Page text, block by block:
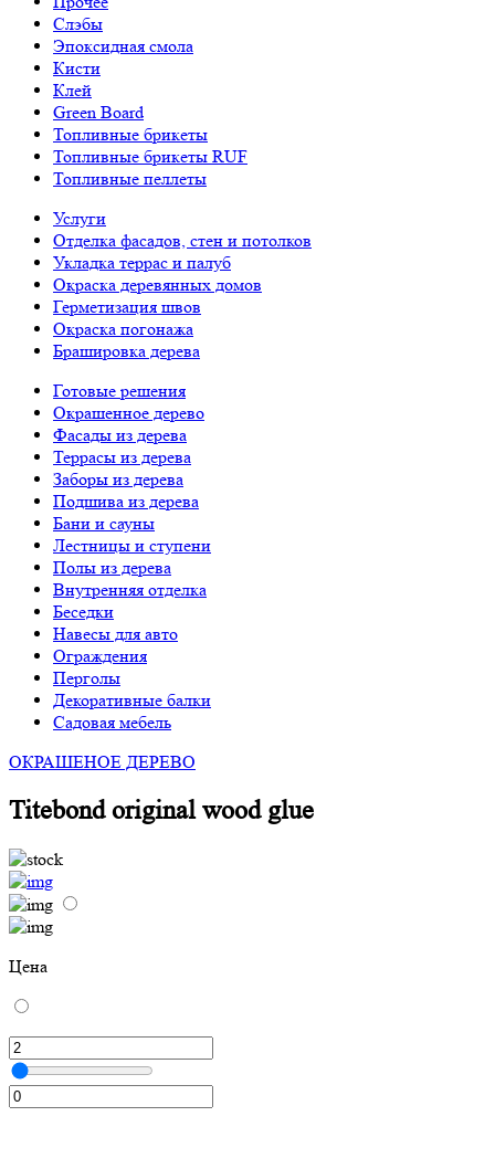
Слэбы
Эпоксидная смола
Кисти
Клей
Green Board
Топливные брикеты
Топливные брикеты RUF
Топливные пеллеты
Услуги
Отделка фасадов, стен и потолков
Укладка террас и палуб
Окраска деревянных домов
Герметизация швов
Окраска погонажа
Брашировка дерева
Готовые решения
Окрашенное дерево
Фасады из дерева
Террасы из дерева
Заборы из дерева
Подшива из дерева
Бани и сауны
Лестницы и ступени
Полы из дерева
Внутренняя отделка
Беседки
Навесы для авто
Ограждения
Перголы
Декоративные балки
Садовая мебель
ОКРАШЕНОЕ ДЕРЕВО
Titebond original wood glue
Цена